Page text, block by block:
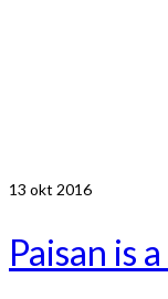
13 okt 2016
Paisan is